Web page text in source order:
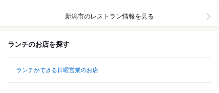
新潟市のレストラン情報を見る
ランチのお店を探す
ランチができる日曜営業のお店